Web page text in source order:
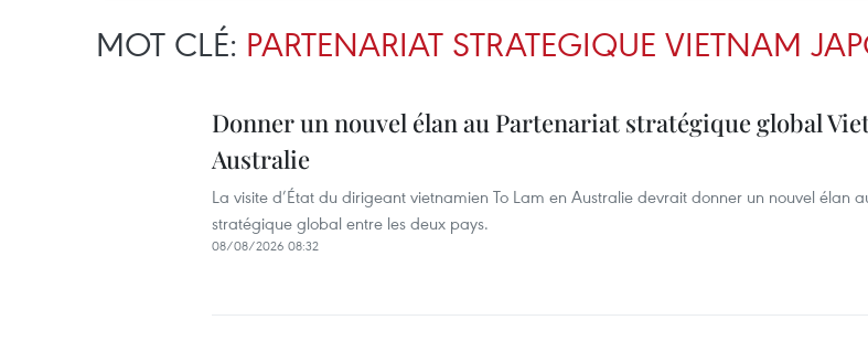
MOT CLÉ: PARTENARIAT STRATEGIQUE VIETNAM
Donner un nouvel élan au Partenariat stratégique global
Australie
La visite d’État du dirigeant vietnamien To Lam en Australie devrait donner un nouvel élan
stratégique global entre les deux pays.
08/08/2026 08:32